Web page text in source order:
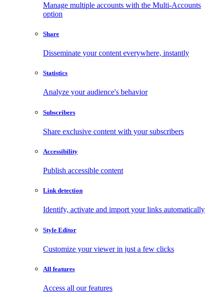
Manage multiple accounts with the Multi-Accounts
option
Share
Disseminate your content everywhere, instantly
Statistics
Analyze your audience's behavior
Subscribers
Share exclusive content with your subscribers
Accessibility
Publish accessible content
Link detection
Identify, activate and import your links automatically
Style Editor
Customize your viewer in just a few clicks
All features
Access all our features